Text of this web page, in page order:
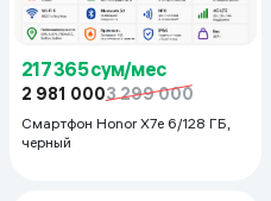
217 365 сум/мес
2 981 0003 299 000
Смартфон Honor X7e 6/128 ГБ,
черный